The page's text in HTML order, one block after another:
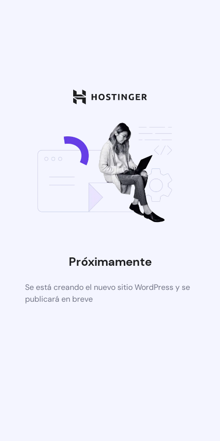
Próximamente
Se está creando el nuevo sitio WordPress y se
publicará en breve